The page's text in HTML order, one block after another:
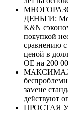
ДЕНЬГИ:
K&N
покупкой
сравнению с
ценой в
OE на 200
замене
действуют
ПРОСТАЯ